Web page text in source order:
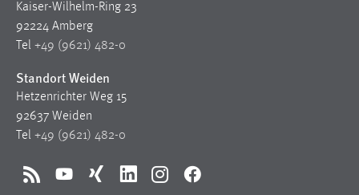
Kaiser-Wilhelm-Ring 23
92224 Amberg
Tel +49 (9621) 482-0
Standort Weiden
Hetzenrichter Weg 15
92637 Weiden
Tel +49 (9621) 482-0
RSS YouTubeXing LinkedInInstagramFacebook